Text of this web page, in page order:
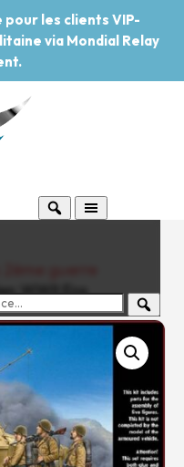
les clients VIP-
via Mondial Relay
WWII Era